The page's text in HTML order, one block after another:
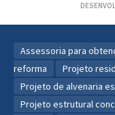
Assessoria para
reforma
Projeto
Projeto de alvenaria
Projeto estrutural